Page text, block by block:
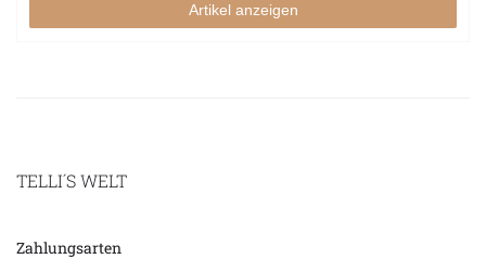
Artikel anzeigen
TELLI´S WELT
Zahlungsarten